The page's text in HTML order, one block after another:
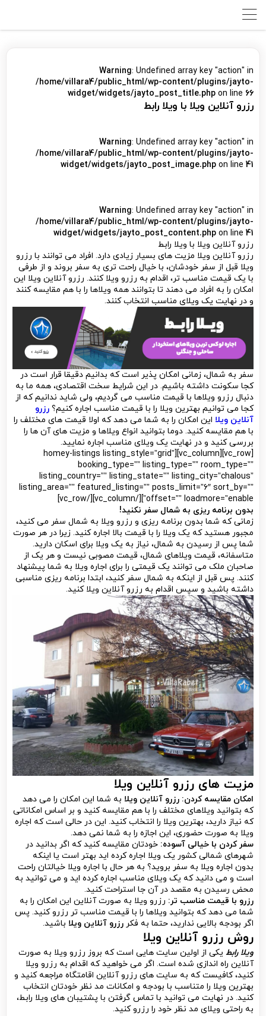
Warning: Undefined array key "action" in
/home/villara4/public_html/wp-content/plugins/jayto-
widget/widgets/jayto_post_title.php on line 66
رزرو آنلاین ویلا با ویلا رابط
Warning: Undefined array key "action" in
/home/villara4/public_html/wp-content/plugins/jayto-
widget/widgets/jayto_post_image.php on line 41
Warning: Undefined array key "action" in
/home/villara4/public_html/wp-content/plugins/jayto-
widget/widgets/jayto_post_content.php on line 41
رزرو آنلاین ویلا با ویلا رابط
رزرو آنلاین ویلا مزیت های بسیار زیادی دارد. افراد می توانند با رزرو
ویلا قبل از سفر خودشان، با خیال راحت تری به سفر بروند و از طرفی
با یک قیمت مناسب تر، اقدام به رزرو ویلا کنند. رزرو آنلاین ویلا این
امکان را به افراد می دهند تا بتوانند همه ویلاها را با هم مقایسه کنند
و در نهایت یک ویلای مناسب انتخاب کنند.
سفر به شمال، زمانی امکان پذیر است که بدانیم دقیقا قرار است در
کجا سکونت داشته باشیم. در این شرایط سخت اقتصادی، همه ما به
دنبال رزرو ویلاها با قیمت مناسب می گردیم، ولی شاید ندانیم که از
کجا می توانیم بهترین ویلا را با قیمت مناسب اجاره کنیم؟ رزرو
آنلاین ویلا این امکان را به شما می دهد که اولا قیمت های مختلف را
با هم مقایسه کنید. دوما بتوانید انواع ویلاها و مزیت های آن ها را
بررسی کنید و در نهایت یک ویلای مناسب اجاره نمایید.
[vc_row][vc_column][homey-listings listing_style=”grid”
booking_type=”” listing_type=”” room_type=””
listing_country=”” listing_state=”” listing_city=”chalous”
listing_area=”” featured_listing=”” posts_limit=”6″ sort_by=””
offset=”” loadmore=”enable”][/vc_column][/vc_row]
بدون برنامه ریزی به شمال سفر نکنید!
زمانی که شما بدون برنامه ریزی و رزرو ویلا به شمال سفر می کنید،
مجبور هستید که یک ویلا را با قیمت بالا اجاره کنید. زیرا در هر صورت
شما پس از رسیدن به شمال، نیاز به یک ویلا برای اسکان دارید.
متاسفانه، قیمت ویلاهای شمال، قیمت مصوبی نیست و هر یک از
صاحبان ملک می توانند یک قیمتی را برای اجاره ویلا به شما پیشنهاد
کنند. پس قبل از اینکه به شمال سفر کنید، ابتدا برنامه ریزی مناسبی
داشته باشید و سپس اقدام به رزرو آنلاین ویلا کنید.
مزیت های رزرو آنلاین ویلا
امکان مقایسه کردن: رزرو آنلاین ویلا به شما این امکان را می دهد
که بتوانید ویلاهای مختلف را با هم مقایسه کنید و بر اساس امکاناتی
که نیاز دارید، بهترین ویلا را انتخاب کنید. این در حالی است که اجاره
ویلا به صورت حضوری، این اجازه را به شما نمی دهد.
سفر کردن با خیالی آسوده: خودتان مقایسه کنید که اگر بدانید در
شهرهای شمالی کشور یک ویلا اجاره کرده اید بهتر است یا اینکه
بدون اجاره ویلا به سفر بروید؟ به هر حال با اجاره ویلا خیالتان راحت
است و می دانید که یک ویلای مناسب اجاره کرده اید و می توانید به
محض رسیدن به مقصد در آن جا استراحت کنید.
رزرو با قیمت مناسب تر: رزرو ویلا به صورت آنلاین این امکان را به
شما می دهد که بتوانید ویلاها را با قیمت مناسب تر رزرو کنید. پس
اگر بودجه بالایی ندارید، حتما به فکر رزرو آنلاین ویلا باشید.
روش رزرو آنلاین ویلا
ویلا رابط یکی از اولین سایت هایی است که بروز رزرو ویلا به صورت
آنلاین راه اندازی شده است. اگر می خواهید که اقدام به رزرو ویلا
کنید، کافیست که به سایت های رزرو آنلاین اقامتگاه مراجعه کنید و
بهترین ویلا را متناسب با بودجه و امکانات مد نظر خودتان انتخاب
کنید. در نهایت می توانید با تماس گرفتن با پشتیبان های ویلا رابط،
به راحتی ویلای مد نظر خود را رزرو کنید.